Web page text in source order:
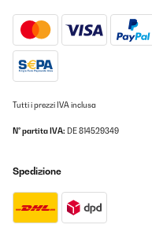
Amazon-Benutzer
Tradurre
Tutti i prezzi IVA inclusa
N° partita IVA: DE 814529349
Spedizione